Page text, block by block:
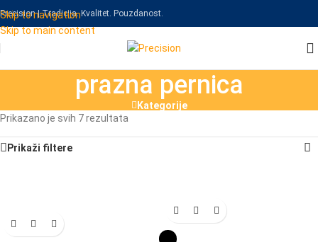
Skip to navigation
Skip to main content
Precision | Tradicija. Kvalitet. Pouzdanost.
prazna pernica
Kategorije
Prikazano je svih 7 rezultata
Prikaži filtere